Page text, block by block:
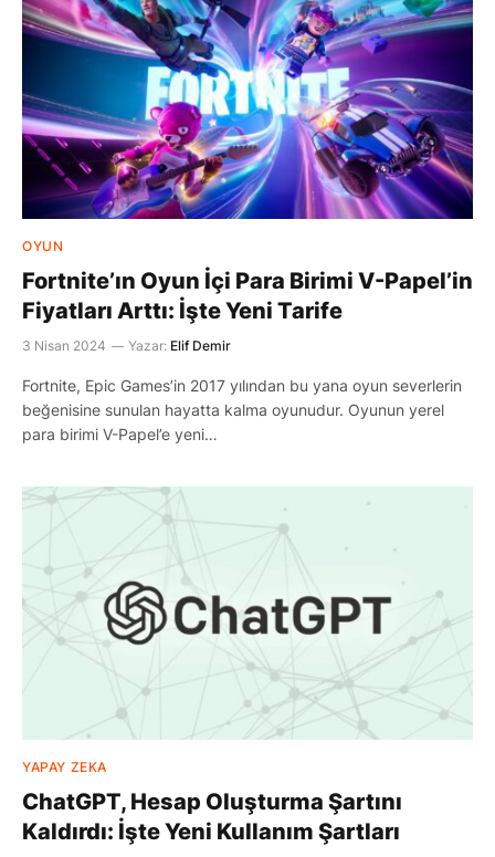
OYUN
Fortnite’ın Oyun İçi Para Birimi V-Papel’in
Fiyatları Arttı: İşte Yeni Tarife
3 Nisan 2024 Yazar: Elif Demir
Fortnite, Epic Games’in 2017 yılından bu yana oyun severlerin
beğenisine sunulan hayatta kalma oyunudur. Oyunun yerel
para birimi V-Papel’e yeni…
YAPAY ZEKA
ChatGPT, Hesap Oluşturma Şartını
Kaldırdı: İşte Yeni Kullanım Şartları